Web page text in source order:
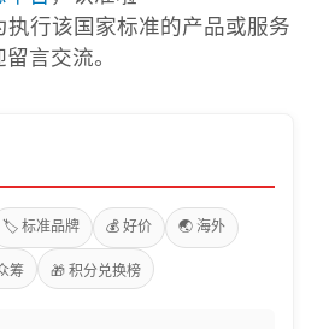
执行该国家标准的产品或服务
言交流。
🏷️ 标准品牌 💰 好价 🌏 海外
筹 🎁 积分兑换榜